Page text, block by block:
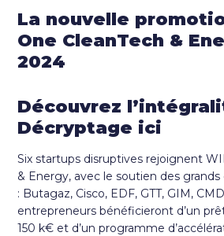
La nouvelle
One CleanTech &
2024
Découvrez
Décryptage ici
Six startups disruptives rejoignent
& Energy, avec le soutien des
: Butagaz, Cisco, EDF, GTT, GIM,
entrepreneurs bénéficieront d’un
150 k€ et d’un programme